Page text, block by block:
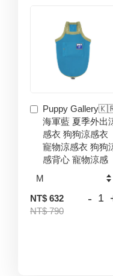
Puppy
海軍藍 夏季外出
感衣 狗狗涼感衣
寵物涼感衣 狗狗
感背心 寵物涼感
NT$ 632
NT$ 790
-